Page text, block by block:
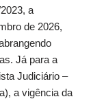
a
de 2026,
Já para a
Judiciário –
a vigência da